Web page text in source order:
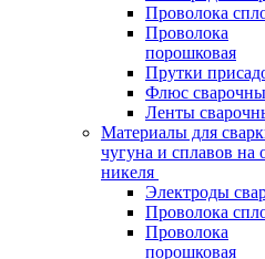
Проволока
Проволока
порошковая
Прутки
Флюс
Ленты
Материалы для
чугуна и сплавов на
никеля
Электроды
Проволока
Проволока
порошковая